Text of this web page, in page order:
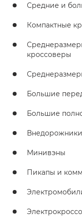
Средние и
Компактные
кроссоверы
Большие
Большие
Внедорожники
Минивэны
Пикапы и